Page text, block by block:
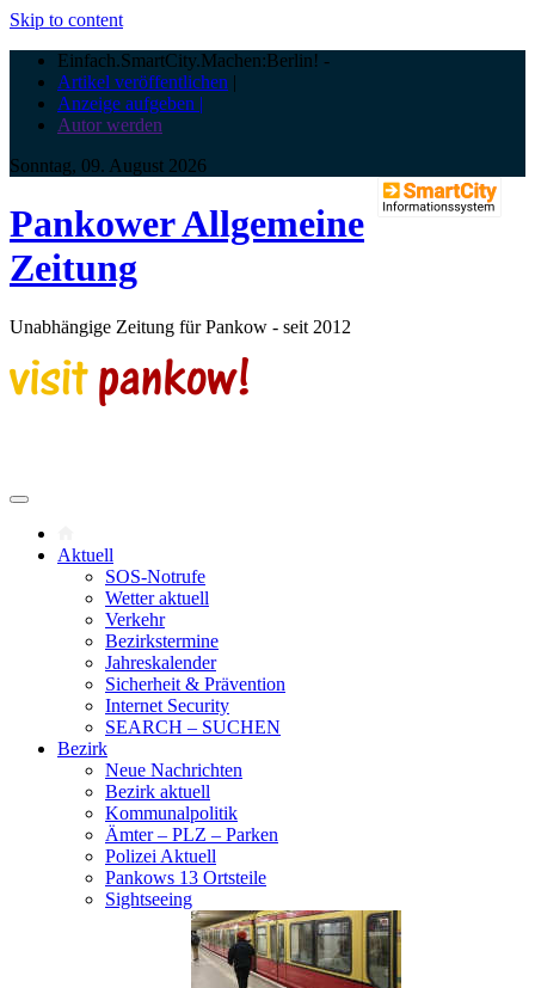
Skip to content
Einfach.SmartCity.Machen:Berlin! -
Artikel veröffentlichen |
Anzeige aufgeben |
Autor werden
Sonntag, 09. August 2026
Pankower Allgemeine
Zeitung
Unabhängige Zeitung für Pankow - seit 2012
Aktuell
SOS-Notrufe
Wetter aktuell
Verkehr
Bezirkstermine
Jahreskalender
Sicherheit & Prävention
Internet Security
SEARCH – SUCHEN
Bezirk
Neue Nachrichten
Bezirk aktuell
Kommunalpolitik
Ämter – PLZ – Parken
Polizei Aktuell
Pankows 13 Ortsteile
Sightseeing